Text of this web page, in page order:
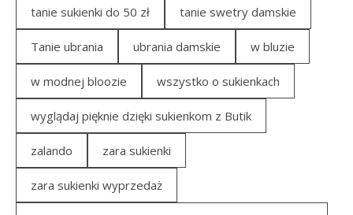
tanie sukienki do 50 zł tanie swetry damskie
Tanie ubrania ubrania damskie w bluzie
w modnej bloozie wszystko o sukienkach
wyglądaj pięknie dzięki sukienkom z Butik
zalando zara sukienki
zara sukienki wyprzedaż